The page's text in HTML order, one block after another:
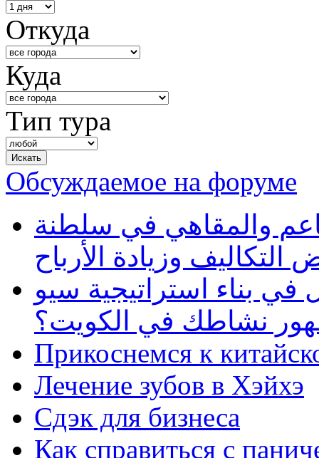
Откуда
Куда
Тип тура
Обсуждаемое на форуме
والمقاهي في سلطنة
وزيادة الأرباح
بناء استراتيجية سيو
نشاطك في الكويت؟
Прикоснемся к
Лечение зубов в Хэйхэ
Сдэк для бизнеса
Как справиться с